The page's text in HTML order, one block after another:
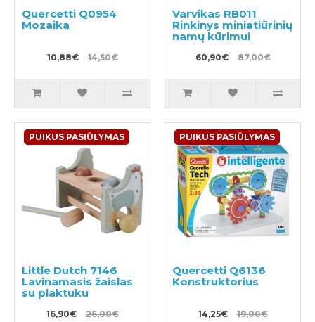
Quercetti Q0954
Mozaika
10,88€ 14,50€
Varvikas RB011
Rinkinys miniatiūrinių
namų kūrimui
60,90€ 87,00€
PUIKUS PASIŪLYMAS
Little Dutch 7146
Lavinamasis žaislas
su plaktuku
16,90€ 26,00€
PUIKUS PASIŪLYMAS
Quercetti Q6136
Konstruktorius
14,25€ 19,00€